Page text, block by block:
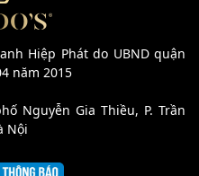
Hiệp Phát do UBND quận
năm 2015
Nguyễn Gia Thiều, P. Trần
Nội